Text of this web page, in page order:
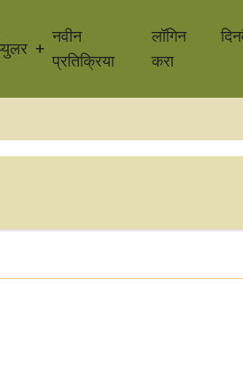
नवीन
प्रतिक्रिया
लॉगिन
करा